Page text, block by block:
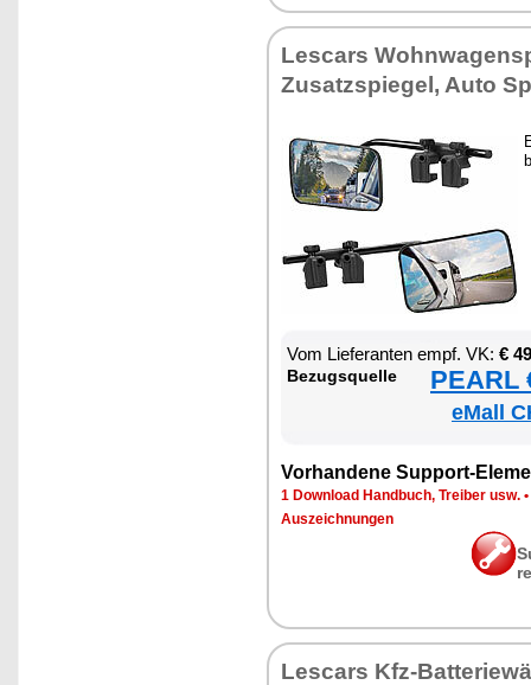
Les­cars
Zu­satz­spie­gel, Au­to
Vom Lie­fe­ran­ten empf. VK: €
Be­zugs­quel­le PEARL
eMall
Vor­han­de­ne Sup­port-
1 Down­load Hand­buch, Trei­ber usw. •
Aus­zeich­nun­gen
Les­cars Kfz-